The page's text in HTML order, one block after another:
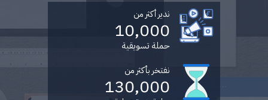
ندير أكثر من
10,000
حملة تسويقية
نفتخر بأكثر من
130,000